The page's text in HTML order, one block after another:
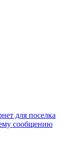
для поселка
сообщению